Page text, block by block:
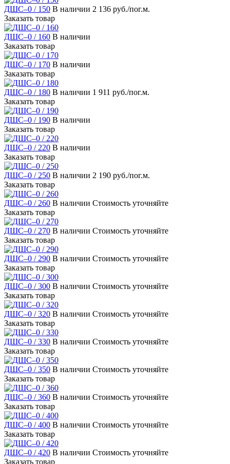
ДШС–0 / 150 В наличии 2 136 руб./пог.м.
Заказать товар
ДШС–0 / 160 В наличии
Заказать товар
ДШС–0 / 170 В наличии
Заказать товар
ДШС–0 / 180 В наличии 1 911 руб./пог.м.
Заказать товар
ДШС–0 / 190 В наличии
Заказать товар
ДШС–0 / 220 В наличии
Заказать товар
ДШС–0 / 250 В наличии 2 190 руб./пог.м.
Заказать товар
ДШС–0 / 260 В наличии Стоимость уточняйте
Заказать товар
ДШС–0 / 270 В наличии Стоимость уточняйте
Заказать товар
ДШС–0 / 290 В наличии Стоимость уточняйте
Заказать товар
ДШС–0 / 300 В наличии Стоимость уточняйте
Заказать товар
ДШС–0 / 320 В наличии Стоимость уточняйте
Заказать товар
ДШС–0 / 330 В наличии Стоимость уточняйте
Заказать товар
ДШС–0 / 350 В наличии Стоимость уточняйте
Заказать товар
ДШС–0 / 360 В наличии Стоимость уточняйте
Заказать товар
ДШС–0 / 400 В наличии Стоимость уточняйте
Заказать товар
ДШС–0 / 420 В наличии Стоимость уточняйте
Заказать товар